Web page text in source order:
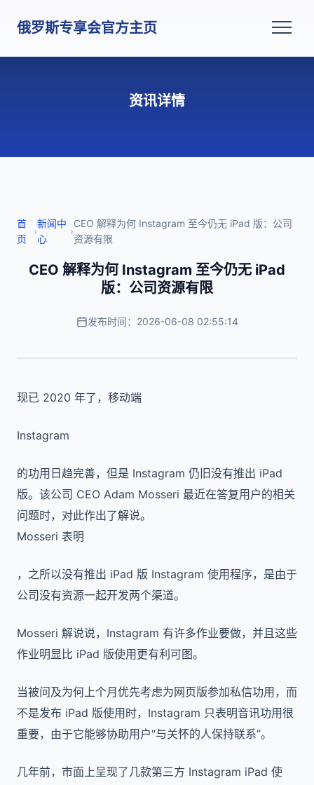
俄罗斯专享会官方主页
资讯详情
首
页
›
新闻中
心
›
CEO 解释为何 Instagram 至今仍无 iPad 版：公司
资源有限
CEO 解释为何 Instagram 至今仍无 iPad
版：公司资源有限
发布时间：2026-06-08 02:55:14
现已 2020 年了，移动端
Instagram
的功用日趋完善，但是 Instagram 仍旧没有推出 iPad
版。该公司 CEO Adam Mosseri 最近在答复用户的相关
问题时，对此作出了解说。
Mosseri 表明
，之所以没有推出 iPad 版 Instagram 使用程序，是由于
公司没有资源一起开发两个渠道。
Mosseri 解说说，Instagram 有许多作业要做，并且这些
作业明显比 iPad 版使用更有利可图。
当被问及为何上个月优先考虑为网页版参加私信功用，而
不是发布 iPad 版使用时，Instagram 只表明音讯功用很
重要，由于它能够协助用户“与关怀的人保持联系”。
几年前，市面上呈现了几款第三方 Instagram iPad 使